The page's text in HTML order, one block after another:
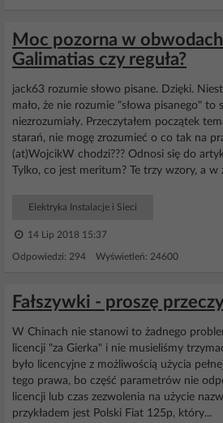
Moc pozorna w
Galimatias czy reguła?
jack63 rozumie słowo pisane. Dzięki.
mało, że nie rozumie "słowa pisanego" to
niezrozumiały. Przeczytałem początek
starań, nie mogę zrozumieć o co tak na
(at)WojcikW chodzi??? Odnosi się do
Tylko, co jest meritum? Te trzy wzory, a w
Elektryka Instalacje i Sieci
14 Lip 2018 15:37
Odpowiedzi: 294 Wyświetleń: 24600
Fałszywki - proszę
W Chinach nie stanowi to żadnego
licencji "za Gierka" i nie musieliśmy
było licencyjne z możliwością użycia
tego prawa, bo część parametrów nie
licencji lub czas zezwolenia na użycie
przykładem jest Polski Fiat 125p, który...